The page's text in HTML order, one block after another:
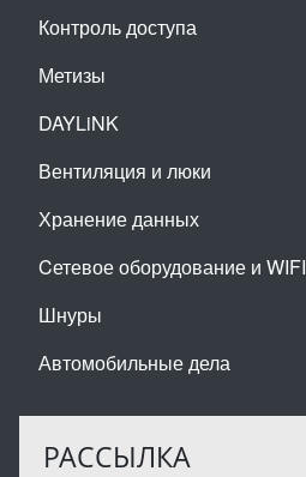
Контроль доступа
Метизы
DAYLiNK
Вентиляция и люки
Хранение данных
Cетевое оборудование и WIFI
Шнуры
Автомобильные дела
РАССЫЛКА